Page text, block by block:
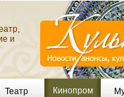
и
Театр Кинопром